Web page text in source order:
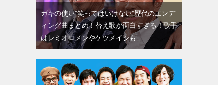
ガキの使い”笑ってはいけない”歴代のエンデ
ィング曲まとめ！替え歌が面白すぎる！歌手
はレミオロメンやケツメイシも